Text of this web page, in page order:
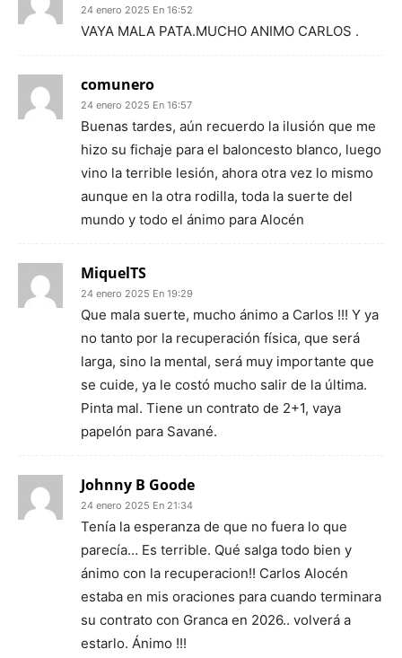
24 enero 2025 En 16:52
VAYA MALA PATA.MUCHO ANIMO CARLOS .
comunero
24 enero 2025 En 16:57
Buenas tardes, aún recuerdo la ilusión que me
hizo su fichaje para el baloncesto blanco, luego
vino la terrible lesión, ahora otra vez lo mismo
aunque en la otra rodilla, toda la suerte del
mundo y todo el ánimo para Alocén
MiquelTS
24 enero 2025 En 19:29
Que mala suerte, mucho ánimo a Carlos !!! Y ya
no tanto por la recuperación física, que será
larga, sino la mental, será muy importante que
se cuide, ya le costó mucho salir de la última.
Pinta mal. Tiene un contrato de 2+1, vaya
papelón para Savané.
Johnny B Goode
24 enero 2025 En 21:34
Tenía la esperanza de que no fuera lo que
parecía… Es terrible. Qué salga todo bien y
ánimo con la recuperacion!! Carlos Alocén
estaba en mis oraciones para cuando terminara
su contrato con Granca en 2026.. volverá a
estarlo. Ánimo !!!